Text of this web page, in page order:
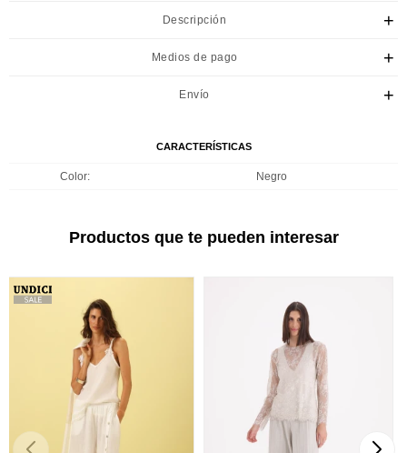
Descripción
Medios de pago
Envío
CARACTERÍSTICAS
Color Negro
Productos que te pueden interesar